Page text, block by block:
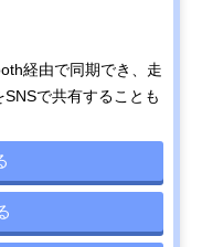
経由で同期でき、走
で共有することも